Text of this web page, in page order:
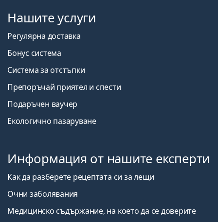
Нашите услуги
Регулярна доставка
Бонус система
Система за отстъпки
Препоръчай приятел и спести
Подаръчен ваучер
Екологично пазаруване
Информация от нашите експерти
Как да разберете рецептата си за лещи
Очни заболявания
Медицинско съдържание, на което да се доверите